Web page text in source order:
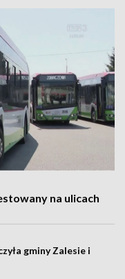
na ulicach
gminy Zalesie i